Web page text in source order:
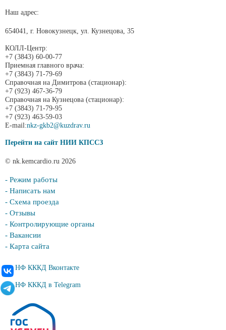
Наш адрес:
654041, г. Новокузнецк, ул. Кузнецова, 35
КОЛЛ-Центр:
+7 (3843) 60-00-77
Приемная главного врача:
+7 (3843) 71-79-69
Справочная на Димитрова (стационар):
+7 (923) 467-36-79
Справочная на Кузнецова (стационар):
+7 (3843) 71-79-95
+7 (923) 463-59-03
E-mail:nkz-gkb2@kuzdrav.ru
Перейти на сайт НИИ КПССЗ
© nk.kemcardio.ru 2026
- Режим работы
- Написать нам
- Схема проезда
- Отзывы
- Контролирующие органы
- Вакансии
- Карта сайта
НФ КККД Вконтакте
НФ КККД в Telegram